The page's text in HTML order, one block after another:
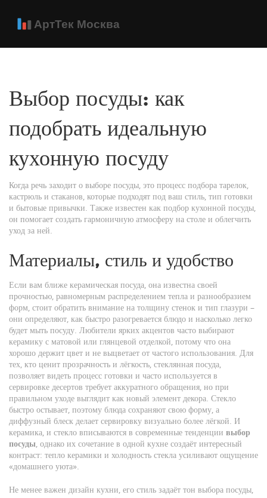
Выбор посуды: как
подобрать идеальную
кухонную посуду
Когда речь заходит о выборе посуды, это процесс подбора тарелок,
кастрюль и стаканов, которые подходят под ваш стиль, тип готовки
и бытовые привычки. Также известен как подбор кухонной посуды,
он помогает создать гармоничную атмосферу на столе и облегчить
уход за ней.
Материалы, стиль и удобство
Если вам ближе керамическая посуда, она известна своей
прочностью, равномерным распределением тепла и разнообразием
форм, стоит обратить внимание на толщину стенок и тип глазури –
они определяют, как быстро разогревается блюдо и насколько легко
будет мыть посуду. Любители ярких акцентов часто выбирают
керамику с матовой или глянцевой отделкой, потому что она
хорошо держит цвет и не выцветает от частого использования. Для
тех, кто ценит прозрачность и лёгкость, стеклянная посуда,
позволяет видеть процесс готовки и часто используется в
сервировке десертов требует аккуратного обращения, но при
правильном уходе выглядит как новый элемент декора. Стекло
быстро остывает, поэтому блюда сохраняют свою форму, а
диффузный блеск делает сервировку визуально более лёгкой. И
керамика, и стекло вписываются в современные тенденции выбор
посуды, однако их сочетание в одной кухне создаёт интересный
контраст: тепло керамики и холодность стекла усиливают ощущение
«домашнего уюта».
Не менее важен дизайн кухни, его стиль задаёт тон выбора посуды,